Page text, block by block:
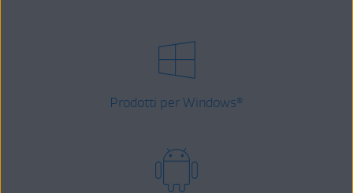
Prodotti per Windows®